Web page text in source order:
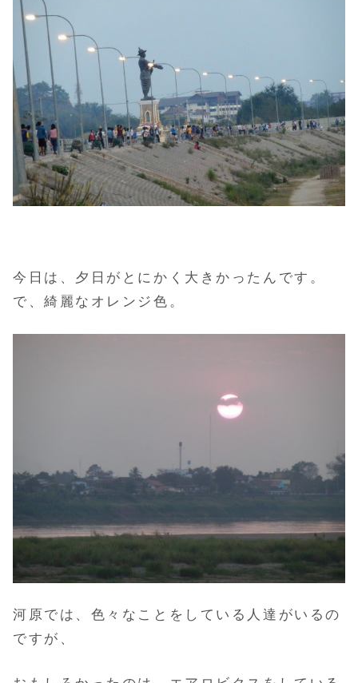
今日は、夕日がとにかく大きかったんです。
で、綺麗なオレンジ色。
河原では、色々なことをしている人達がいるの
ですが、